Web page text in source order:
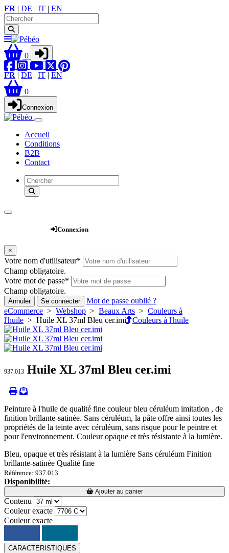
FR | DE | IT | EN
0
FR | DE | IT | EN
0
Connexion
Accueil
Conditions
B2B
Contact
Connexion
×
Votre nom d'utilisateur*
Champ obligatoire.
Votre mot de passe*
Champ obligatoire.
Annuler Se connecter
Mot de passe oublié ?
eCommerce > Webshop > Beaux Arts > Couleurs à
l'huile > Huile XL 37ml Bleu cer.imi Couleurs à l'huile
937.013 Huile XL 37ml Bleu cer.imi
Peinture à l'huile de qualité fine couleur bleu céruléum imitation , de
finition brillante-satinée. Sans céruléum, la pâte offre ainsi toutes les
propriétés de la teinte avec céruléum, sans risque pour le peintre et
pour l'environnement. Couleur opaque et très résistante à la lumière.
Bleu, opaque et très résistant à la lumière Sans céruléum Finition
brillante-satinée Qualité fine
Référence: 937.013
Disponibilité:
Loading...
Loading... Ajouter au panier
Contenu
Couleur exacte
Couleur exacte
CARACTERISTIQUES